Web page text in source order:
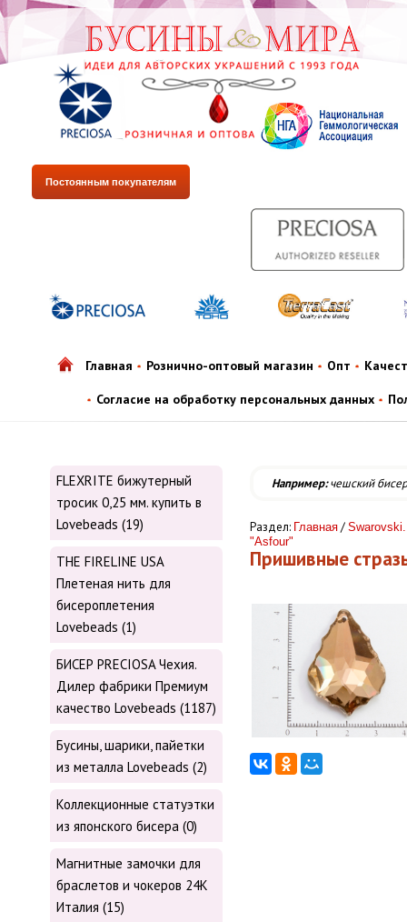
Постоянным покупателям
Главная Рознично-оптовый магазин Опт
Согласие на обработку персональных данных
FLEXRITE бижутерный
тросик 0,25 мм. купить в
Lovebeads (19)
THE FIRELINE USA
Плетеная нить для
бисероплетения
Lovebeads (1)
БИСЕР PRECIOSA Чехия.
Дилер фабрики Премиум
качество Lovebeads (1187)
Бусины, шарики, пайетки
из металла Lovebeads (2)
Коллекционные статуэтки
из японского бисера (0)
Магнитные замочки для
браслетов и чокеров 24К
Италия (15)
Например:чешский бисер
Раздел: Главная /
"Asfour"
Пришивные